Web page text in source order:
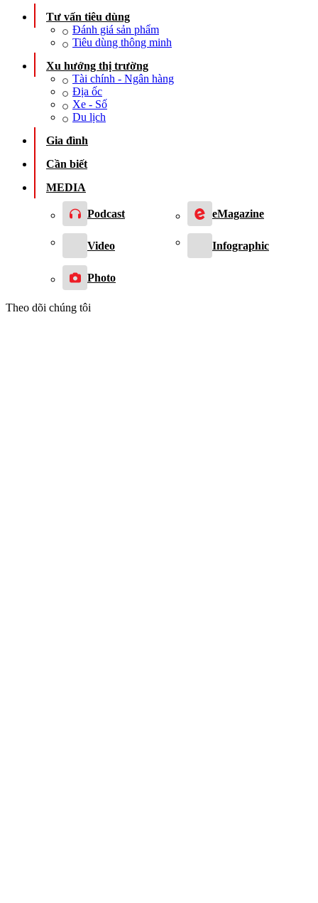
Tư vấn tiêu dùng
Đánh giá sản phẩm
Tiêu dùng thông minh
Xu hướng thị trường
Tài chính - Ngân hàng
Địa ốc
Xe - Số
Du lịch
Gia đình
Cần biết
MEDIA
Podcast eMagazine
Video Infographic
Photo
Theo dõi chúng tôi